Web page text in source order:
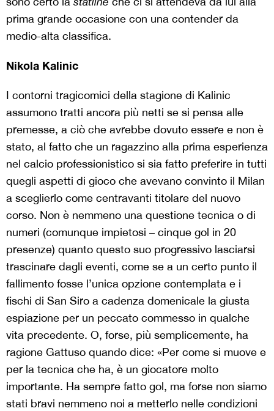
prima grande occasione con una contender da
medio-alta classifica.
Nikola Kalinic
I contorni tragicomici della stagione di Kalinic
assumono tratti ancora più netti se si pensa alle
premesse, a ciò che avrebbe dovuto essere e non è
stato, al fatto che un ragazzino alla prima esperienza
nel calcio professionistico si sia fatto preferire in tutti
quegli aspetti di gioco che avevano convinto il Milan
a sceglierlo come centravanti titolare del nuovo
corso. Non è nemmeno una questione tecnica o di
numeri (comunque impietosi – cinque gol in 20
presenze) quanto questo suo progressivo lasciarsi
trascinare dagli eventi, come se a un certo punto il
fallimento fosse l’unica opzione contemplata e i
fischi di San Siro a cadenza domenicale la giusta
espiazione per un peccato commesso in qualche
vita precedente. O, forse, più semplicemente, ha
ragione Gattuso quando dice: «Per come si muove e
per la tecnica che ha, è un giocatore molto
importante. Ha sempre fatto gol, ma forse non siamo
stati bravi nemmeno noi a metterlo nelle condizioni